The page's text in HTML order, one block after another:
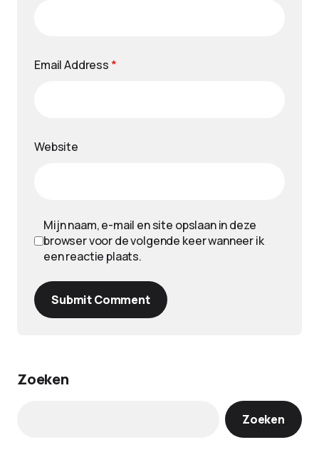
Email Address *
Website
Mijn naam, e-mail en site opslaan in deze
browser voor de volgende keer wanneer ik
een reactie plaats.
Submit Comment
Zoeken
Zoeken